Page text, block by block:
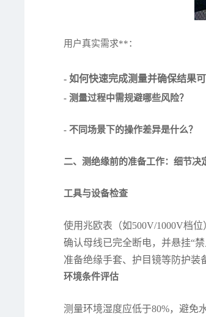
用户真实需求**：
- 如何快速完成测量并确保结果可
- 测量过程中需规避哪些风险？
- 不同场景下的操作差异是什么？
二、测绝缘前的准备工作：细节决
工具与设备检查
使用兆欧表（如500V/1000V档
确认母线已完全断电，并悬挂“
准备绝缘手套、护目镜等防护装
环境条件评估
测量环境湿度应低于80%，避免